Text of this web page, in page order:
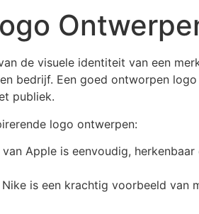
de visuele identiteit van een
bedrijf. Een goed ontworpen
publiek.
logo ontwerpen:
Apple is eenvoudig,
is een krachtig voorbeeld van